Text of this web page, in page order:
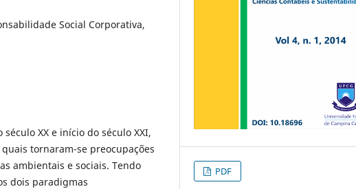
Social Corporativa,
XX e início do século XXI,
tornaram-se preocupações
ambientais e sociais. Tendo
dois paradigmas
PDF